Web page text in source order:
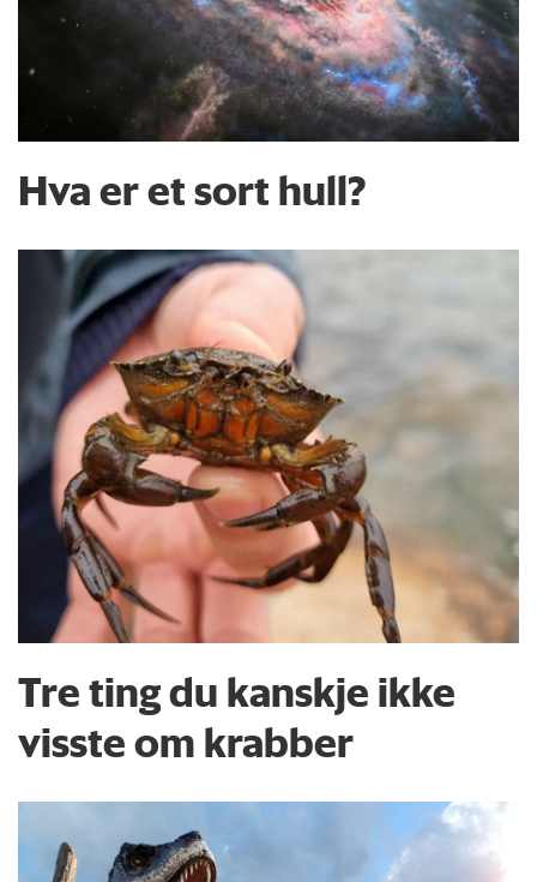
Hva er et sort hull?
Tre ting du kanskje ikke
visste om krabber